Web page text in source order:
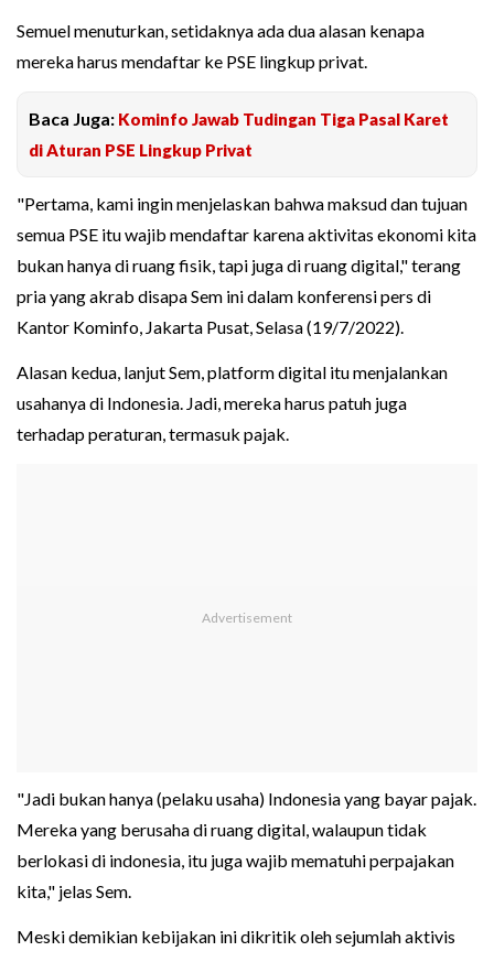
Semuel menuturkan, setidaknya ada dua alasan kenapa
mereka harus mendaftar ke PSE lingkup privat.
Baca Juga: Kominfo Jawab Tudingan Tiga Pasal Karet
di Aturan PSE Lingkup Privat
"Pertama, kami ingin menjelaskan bahwa maksud dan tujuan
semua PSE itu wajib mendaftar karena aktivitas ekonomi kita
bukan hanya di ruang fisik, tapi juga di ruang digital," terang
pria yang akrab disapa Sem ini dalam konferensi pers di
Kantor Kominfo, Jakarta Pusat, Selasa (19/7/2022).
Alasan kedua, lanjut Sem, platform digital itu menjalankan
usahanya di Indonesia. Jadi, mereka harus patuh juga
terhadap peraturan, termasuk pajak.
"Jadi bukan hanya (pelaku usaha) Indonesia yang bayar pajak.
Mereka yang berusaha di ruang digital, walaupun tidak
berlokasi di indonesia, itu juga wajib mematuhi perpajakan
kita," jelas Sem.
Meski demikian kebijakan ini dikritik oleh sejumlah aktivis